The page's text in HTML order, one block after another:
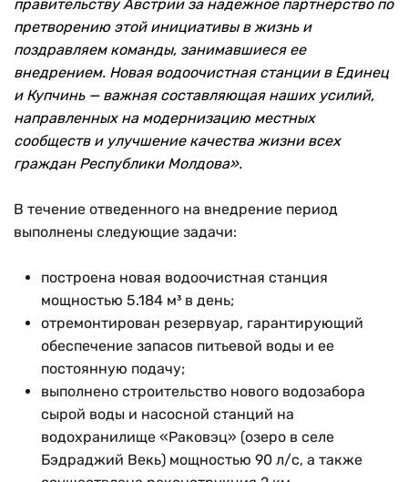
правительству Австрии за надежное партнерство по
претворению этой инициативы в жизнь и
поздравляем команды, занимавшиеся ее
внедрением. Новая водоочистная станции в Единец
и Купчинь — важная составляющая наших усилий,
направленных на модернизацию местных
сообществ и улучшение качества жизни всех
граждан Республики Молдова».
В течение отведенного на внедрение период
выполнены следующие задачи:
построена новая водоочистная станция
мощностью 5.184 м³ в день;
отремонтирован резервуар, гарантирующий
обеспечение запасов питьевой воды и ее
постоянную подачу;
выполнено строительство нового водозабора
сырой воды и насосной станций на
водохранилище «Раковэц» (озеро в селе
Бэдраджий Векь) мощностью 90 л/с, а также